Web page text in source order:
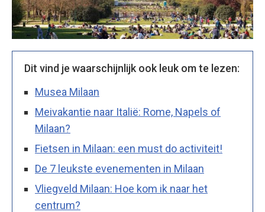
Dit vind je waarschijnlijk ook leuk om te lezen:
Musea Milaan
Meivakantie naar Italië: Rome, Napels of
Milaan?
Fietsen in Milaan: een must do activiteit!
De 7 leukste evenementen in Milaan
Vliegveld Milaan: Hoe kom ik naar het
centrum?